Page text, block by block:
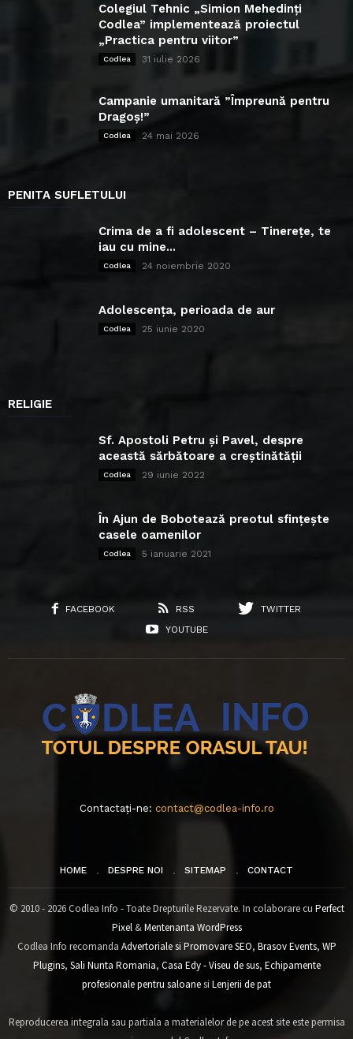
Colegiul Tehnic „Simion Mehedinți
Codlea” implementează proiectul
„Practica pentru viitor”
Codlea 31 iulie 2026
Campanie umanitară ”Împreună pentru
Dragoș!”
Codlea 24 mai 2026
PENITA SUFLETULUI
Crima de a fi adolescent – Tinerețe, te
iau cu mine...
Codlea 24 noiembrie 2020
Adolescența, perioada de aur
Codlea 25 iunie 2020
RELIGIE
Sf. Apostoli Petru și Pavel, despre
această sărbătoare a creștinătății
Codlea 29 iunie 2022
În Ajun de Bobotează preotul sfințește
casele oamenilor
Codlea 5 ianuarie 2021
FACEBOOK RSS
TWITTER
YOUTUBE
Contactați-ne: contact@codlea-info.ro
HOME DESPRE NOI SITEMAP CONTACT
© 2010 - 2026 Codlea Info - Toate Drepturile Rezervate. In colaborare cu Perfect
Pixel&Mentenanta WordPress
Codlea Info recomanda Advertoriale si Promovare SEO, Brasov Events, WP
Plugins, Sali Nunta Romania, Casa Edy - Viseu de sus, Echipamente
profesionale pentru saloanesi Lenjerii de pat
Reproducerea integrala sau partiala a materialelor de pe acest site este permisa